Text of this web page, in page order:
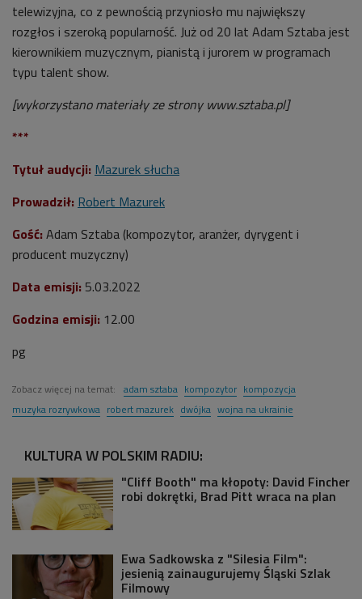
telewizyjna, co z pewnością przyniosło mu największy
rozgłos i szeroką popularność. Już od 20 lat Adam Sztaba jest
kierownikiem muzycznym, pianistą i jurorem w programach
typu talent show.
[wykorzystano materiały ze strony www.sztaba.pl]
***
Tytuł audycji: Mazurek słucha
Prowadził: Robert Mazurek
Gość: Adam Sztaba (kompozytor, aranżer, dyrygent i
producent muzyczny)
Data emisji: 5.03.2022
Godzina emisji: 12.00
pg
Zobacz więcej na temat: adam sztaba kompozytor kompozycja
muzyka rozrywkowa robert mazurek dwójka wojna na ukrainie
KULTURA W POLSKIM RADIU:
"Cliff Booth" ma kłopoty: David Fincher
robi dokrętki, Brad Pitt wraca na plan
Ewa Sadkowska z "Silesia Film":
jesienią zainaugurujemy Śląski Szlak
Filmowy